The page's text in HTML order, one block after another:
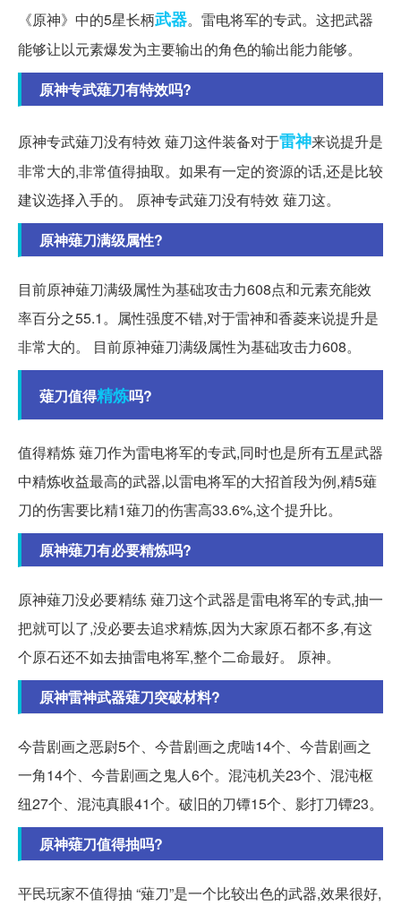
《原神》中的5星长柄武器。雷电将军的专武。这把武器
能够让以元素爆发为主要输出的角色的输出能力能够。
原神专武薙刀有特效吗?
原神专武薙刀没有特效 薙刀这件装备对于雷神来说提升是
非常大的,非常值得抽取。如果有一定的资源的话,还是比较
建议选择入手的。 原神专武薙刀没有特效 薙刀这。
原神薙刀满级属性?
目前原神薙刀满级属性为基础攻击力608点和元素充能效
率百分之55.1。属性强度不错,对于雷神和香菱来说提升是
非常大的。 目前原神薙刀满级属性为基础攻击力608。
薙刀值得精炼吗?
值得精炼 薙刀作为雷电将军的专武,同时也是所有五星武器
中精炼收益最高的武器,以雷电将军的大招首段为例,精5薙
刀的伤害要比精1薙刀的伤害高33.6%,这个提升比。
原神薙刀有必要精炼吗?
原神薙刀没必要精练 薙刀这个武器是雷电将军的专武,抽一
把就可以了,没必要去追求精炼,因为大家原石都不多,有这
个原石还不如去抽雷电将军,整个二命最好。 原神。
原神雷神武器薙刀突破材料?
今昔剧画之恶尉5个、今昔剧画之虎啮14个、今昔剧画之
一角14个、今昔剧画之鬼人6个。混沌机关23个、混沌枢
纽27个、混沌真眼41个。破旧的刀镡15个、影打刀镡23。
原神薙刀值得抽吗?
平民玩家不值得抽 “薙刀”是一个比较出色的武器,效果很好,